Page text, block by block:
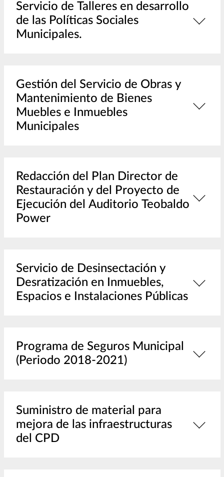
Servicio de Talleres en desarrollo
de las Políticas Sociales
Municipales.
Gestión del Servicio de Obras y
Mantenimiento de Bienes
Muebles e Inmuebles
Municipales
Redacción del Plan Director de
Restauración y del Proyecto de
Ejecución del Auditorio Teobaldo
Power
Servicio de Desinsectación y
Desratización en Inmuebles,
Espacios e Instalaciones Públicas
Programa de Seguros Municipal
(Periodo 2018-2021)
Suministro de material para
mejora de las infraestructuras
del CPD